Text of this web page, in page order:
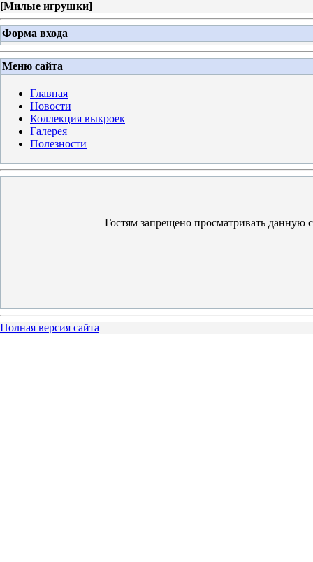
[Милые игрушки]
Форма входа
Меню сайта
Главная
Новости
Коллекция выкроек
Галерея
Полезности
Гостям запрещено просматривать данную
Полная версия сайта